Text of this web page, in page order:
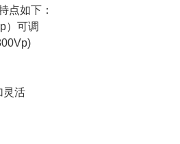
点如下：
）可调
灵活